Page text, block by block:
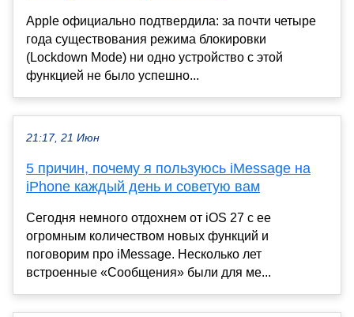
Apple официально подтвердила: за почти четыре
года существования режима блокировки
(Lockdown Mode) ни одно устройство с этой
функцией не было успешно...
21:17, 21 Июн
5 причин, почему я пользуюсь iMessage на
iPhone каждый день и советую вам
Сегодня немного отдохнем от iOS 27 с ее
огромным количеством новых функций и
поговорим про iMessage. Несколько лет
встроенные «Сообщения» были для ме...